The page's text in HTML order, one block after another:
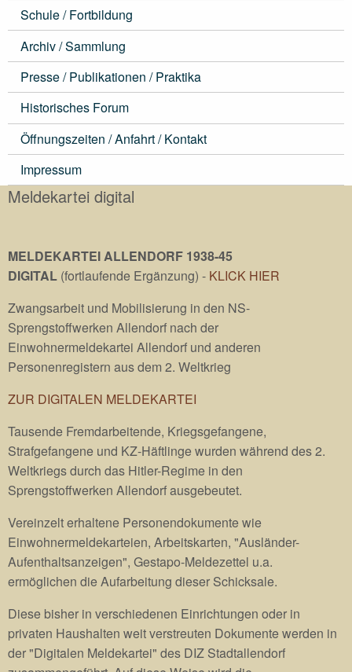
Schule / Fortbildung
Archiv / Sammlung
Presse / Publikationen / Praktika
Historisches Forum
Öffnungszeiten / Anfahrt / Kontakt
Impressum
Meldekartei digital
MELDEKARTEI ALLENDORF 1938-45
DIGITAL (fortlaufende Ergänzung) - KLICK HIER
Zwangsarbeit und Mobilisierung in den NS-
Sprengstoffwerken Allendorf nach der
Einwohnermeldekartei Allendorf und anderen
Personenregistern aus dem 2. Weltkrieg
ZUR DIGITALEN MELDEKARTEI
Tausende Fremdarbeitende, Kriegsgefangene,
Strafgefangene und KZ-Häftlinge wurden während des 2.
Weltkriegs durch das Hitler-Regime in den
Sprengstoffwerken Allendorf ausgebeutet.
Vereinzelt erhaltene Personendokumente wie
Einwohnermeldekarteien, Arbeitskarten, "Ausländer-
Aufenthaltsanzeigen", Gestapo-Meldezettel u.a.
ermöglichen die Aufarbeitung dieser Schicksale.
Diese bisher in verschiedenen Einrichtungen oder in
privaten Haushalten weit verstreuten Dokumente werden in
der "Digitalen Meldekartei" des DIZ Stadtallendorf